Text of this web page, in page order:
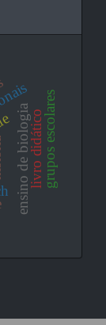
ensino de biologialivro didáticogrupos escolares